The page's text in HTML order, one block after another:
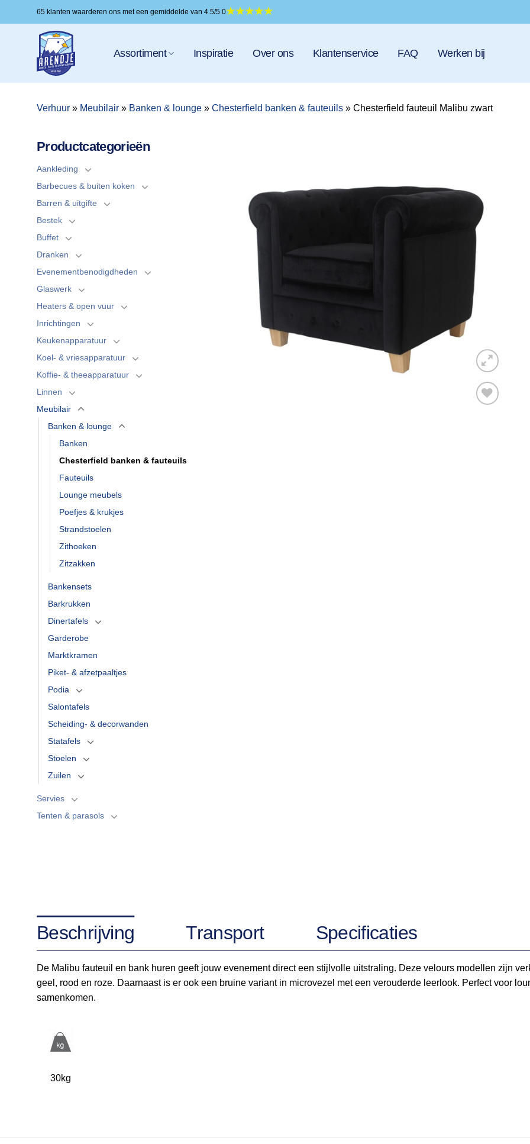
naar
65 klanten waarderen ons met een gemiddelde van 4.5/5.0
Assortiment Inspiratie Over ons Klantenservice FAQ Werken bij
Verhuur » Meubilair » Banken & lounge » Chesterfield banken & fauteuils » Chesterfield fauteuil Malibu zwart
Productcategorieën
Aankleding
Barbecues & buiten koken
Barren & uitgifte
Bestek
Buffet
Dranken
Evenementbenodigdheden
Glaswerk
Heaters & open vuur
Inrichtingen
Keukenapparatuur
Koel- & vriesapparatuur
Koffie- & theeapparatuur
Linnen
Meubilair
Banken & lounge
Banken
Chesterfield banken & fauteuils
Fauteuils
Lounge meubels
Poefjes & krukjes
Strandstoelen
Zithoeken
Zitzakken
Bankensets
Barkrukken
Dinertafels
Garderobe
Marktkramen
Piket- & afzetpaaltjes
Podia
Salontafels
Scheiding- & decorwanden
Statafels
Stoelen
Zuilen
Servies
Tenten & parasols
Beschrijving Transport Specificaties
De Malibu fauteuil en bank huren geeft jouw evenement direct een stijlvolle uitstraling. Deze velours modellen zijn
geel, rood en roze. Daarnaast is er ook een bruine variant in microvezel met een verouderde leerlook. Perfect voor
samenkomen.
30kg